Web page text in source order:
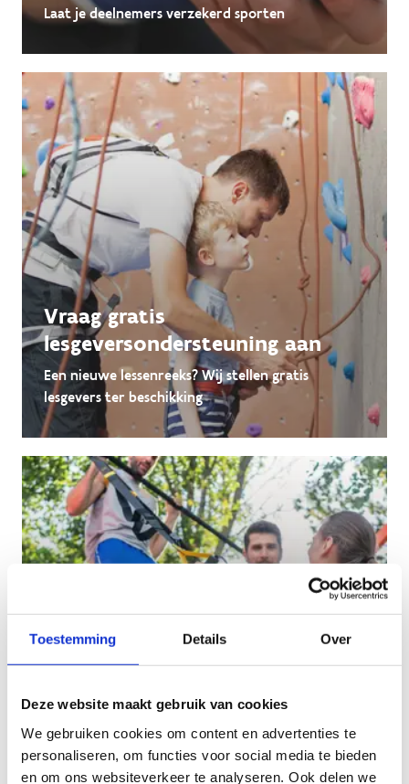
Toestemming Details Over
Deze website maakt gebruik van cookies
We gebruiken cookies om content en advertenties te
personaliseren, om functies voor social media te bieden
en om ons websiteverkeer te analyseren. Ook delen we
Laat je deelnemers verzekerd sporten
Vraag gratis
lesgeversondersteuning aan
Een nieuwe lessenreeks? Wij stellen gratis
lesgevers ter beschikking
Groepsaankopen
Koop je sportmateriaal aan de beste